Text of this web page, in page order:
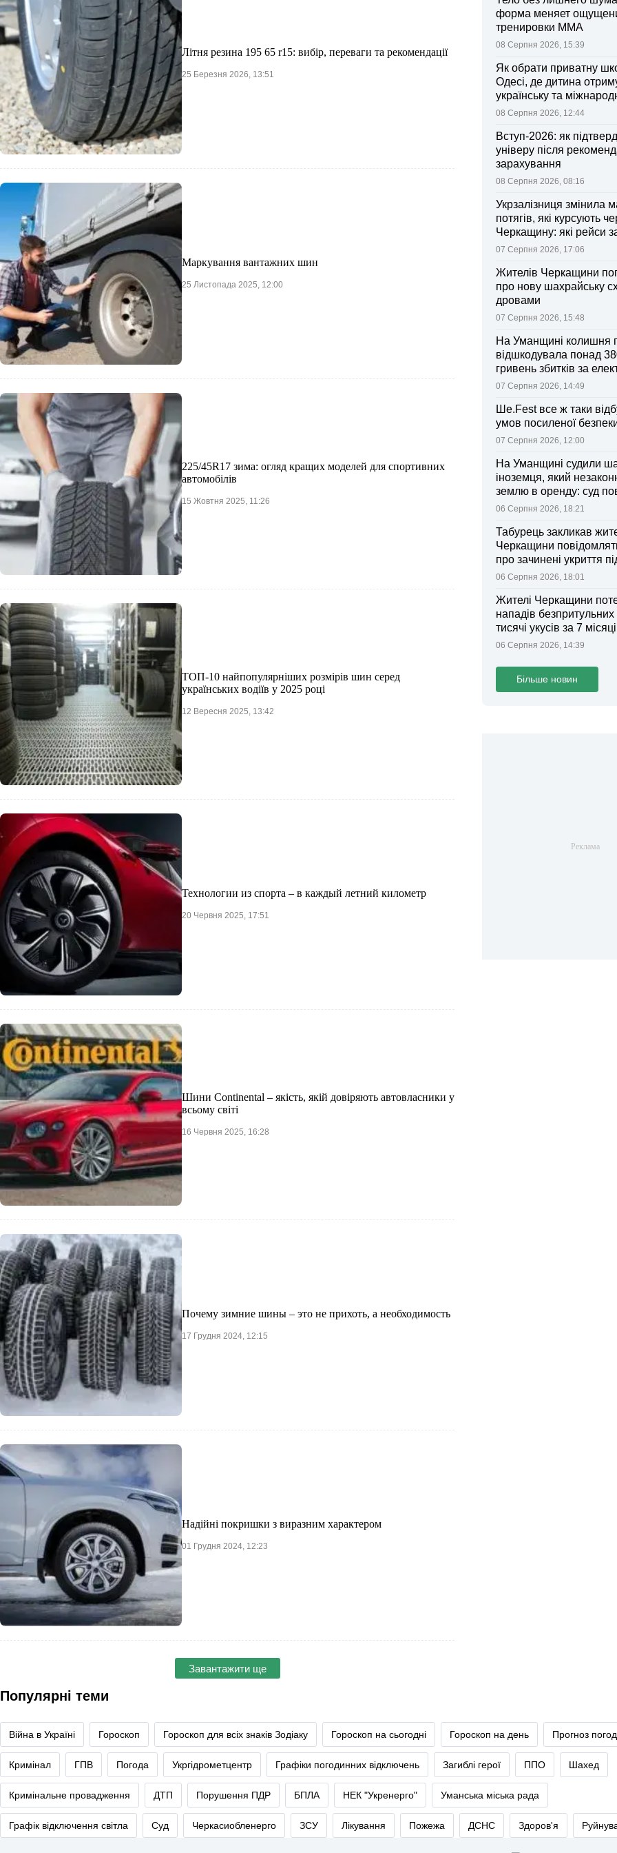
Літня резина 195 65 r15: вибір, переваги та рекомендації
25 Березня 2026, 13:51
Маркування вантажних шин
25 Листопада 2025, 12:00
225/45R17 зима: огляд кращих моделей для спортивних
автомобілів
15 Жовтня 2025, 11:26
ТОП-10 найпопулярніших розмірів шин серед
українських водіїв у 2025 році
12 Вересня 2025, 13:42
Технологии из спорта – в каждый летний километр
20 Червня 2025, 17:51
Шини Continental – якість, якій довіряють автовласники у
всьому світі
16 Червня 2025, 16:28
Почему зимние шины – это не прихоть, а необходимость
17 Грудня 2024, 12:15
Надійні покришки з виразним характером
01 Грудня 2024, 12:23
Завантажити ще
форма меняет
тренировки ММА
08 Серпня 2026, 15:39
Як обрати приватну
Одесі, де дитина
українську та
08 Серпня 2026, 12:44
Вступ-2026: як
універу після
зарахування
08 Серпня 2026, 08:16
Укрзалізниця змінила
потягів, які курсують
Черкащину: які рейси
зміни
07 Серпня 2026, 17:06
Жителів Черкащини
про нову шахрайську
дровами
07 Серпня 2026, 15:48
На Уманщині колишня
відшкодувала понад
гривень збитків за
07 Серпня 2026, 14:49
Ше.Fest все ж таки
умов посиленої
07 Серпня 2026, 12:00
На Уманщині судили
іноземця, який
землю в оренду: суд
ділянки громаді
06 Серпня 2026, 18:21
Табурець закликав
Черкащини
про зачинені укриття
тривоги
06 Серпня 2026, 18:01
Жителі Черкащини
нападів
тисячі укусів за 7
06 Серпня 2026, 14:39
Більше новин
Популярні теми
Війна в Україні Гороскоп Гороскоп для всіх знаків Зодіаку Гороскоп на сьогодні Гороскоп на день Прогноз
Кримінал ГПВ Погода Укргідрометцентр Графіки погодинних відключень Загиблі герої ППО Шахед
Кримінальне провадження ДТП Порушення ПДР БПЛА НЕК "Укренерго" Уманська міська рада
Графік відключення світла Суд Черкасиобленерго ЗСУ Лікування Пожежа ДСНС Здоров'я